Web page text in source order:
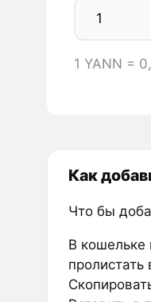
1 YANN =
Как
Что бы
В кошельке